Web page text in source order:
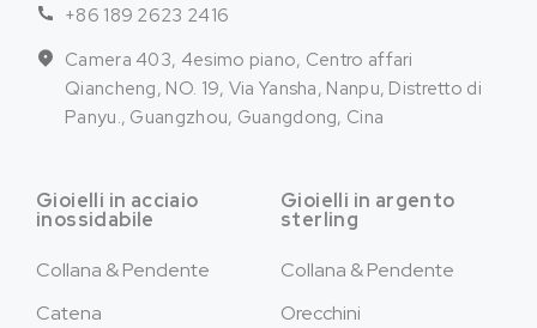
+86 189 2623 2416
Camera 403, 4esimo piano, Centro affari
Qiancheng, NO. 19, Via Yansha, Nanpu, Distretto di
Panyu., Guangzhou, Guangdong, Cina
Gioielli in acciaio
inossidabile
Collana & Pendente
Catena
Gioielli in argento
sterling
Collana & Pendente
Orecchini